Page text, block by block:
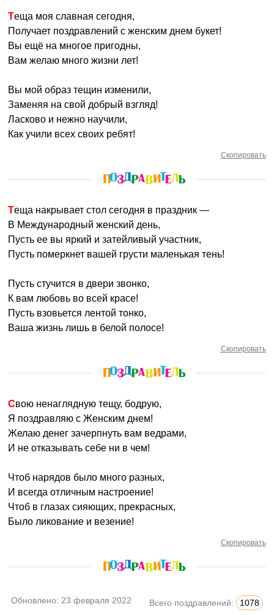
Теща моя славная сегодня,
Получает поздравлений с женским днем букет!
Вы ещё на многое пригодны,
Вам желаю много жизни лет!
Вы мой образ тещин изменили,
Заменяя на свой добрый взгляд!
Ласково и нежно научили,
Как учили всех своих ребят!
Скопировать
Теща накрывает стол сегодня в праздник —
В Международный женский день,
Пусть ее вы яркий и затейливый участник,
Пусть померкнет вашей грусти маленькая тень!
Пусть стучится в двери звонко,
К вам любовь во всей красе!
Пусть взовьется лентой тонко,
Ваша жизнь лишь в белой полосе!
Скопировать
Свою ненаглядную тещу, бодрую,
Я поздравляю с Женским днем!
Желаю денег зачерпнуть вам ведрами,
И не отказывать себе ни в чем!
Чтоб нарядов было много разных,
И всегда отличным настроение!
Чтоб в глазах сияющих, прекрасных,
Было ликование и везение!
Скопировать
Обновлено: 23 февраля 2022 Всего поздравлений: 1078